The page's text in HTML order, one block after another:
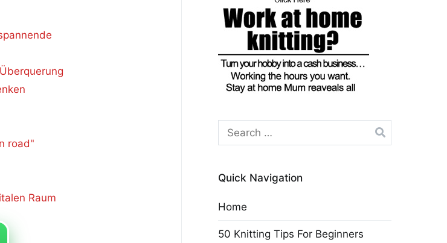
road"
Raum
Search
for:
Quick Navigation
Home
50 Knitting Tips For Beginners